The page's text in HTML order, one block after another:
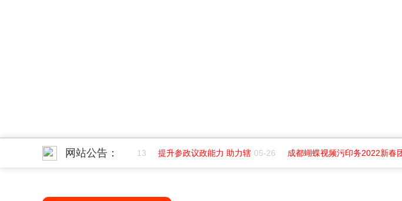
网站公告：
成都纺织高等专科学院创 06-13 提升参政议政能力 助力辖 05-26 成都蝴蝶视频污印务2022新春团